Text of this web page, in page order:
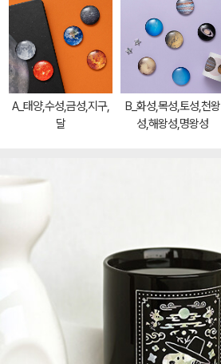
A_태양,수성,금성,지구,
달
B_화성,목성,토성,천왕
성,해왕성,명왕성